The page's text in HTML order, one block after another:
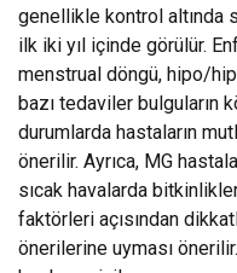
genellikle kontrol altında
ilk iki yıl içinde görülür.
menstrual döngü, hipo/
bazı tedaviler bulguların
durumlarda hastaların
önerilir. Ayrıca, MG
sıcak havalarda
faktörleri açısından
önerilerine uyması